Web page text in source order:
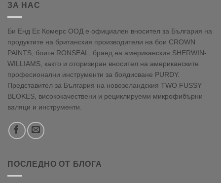
ЗА НАС
Би Енд Ес Комерс ООД е официален вносител за България на
продуктите на британския производители на бои CROWN
PAINTS, боите RONSEAL, бранд на американския SHERWIN-
WILLIAMS, както и оторизиран вносител на американските
професионални инструменти за боядисване PURDY.
Представител за България на новозеландския TWO FUSSY
BLOKES, висококачествени и рециклируеми микрофибърни
валяци и инструменти.
ПОСЛЕДНО ОТ БЛОГА